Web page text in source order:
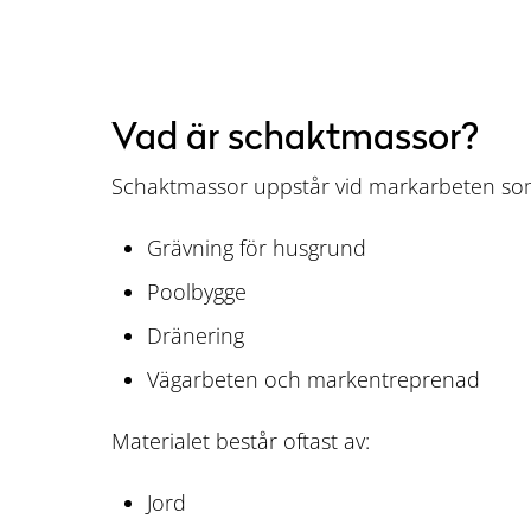
Vad är schaktmassor?
Schaktmassor uppstår vid markarbeten
Grävning för husgrund
Poolbygge
Dränering
Vägarbeten och markentreprenad
Materialet består oftast av:
Jord